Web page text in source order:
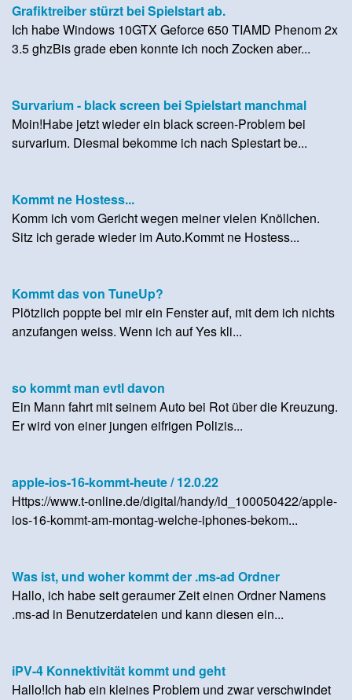
Grafiktreiber stürzt bei Spielstart ab.
Ich habe Windows 10GTX Geforce 650 TIAMD Phenom 2x
3.5 ghzBis grade eben konnte ich noch Zocken aber...
Survarium - black screen bei Spielstart manchmal
Moin!Habe jetzt wieder ein black screen-Problem bei
survarium. Diesmal bekomme ich nach Spiestart be...
Kommt ne Hostess...
Komm ich vom Gericht wegen meiner vielen Knöllchen.
Sitz ich gerade wieder im Auto.Kommt ne Hostess...
Kommt das von TuneUp?
Plötzlich poppte bei mir ein Fenster auf, mit dem ich nichts
anzufangen weiss. Wenn ich auf Yes kli...
so kommt man evtl davon
Ein Mann fahrt mit seinem Auto bei Rot über die Kreuzung.
Er wird von einer jungen eifrigen Polizis...
apple-ios-16-kommt-heute / 12.0.22
Https://www.t-online.de/digital/handy/id_100050422/apple-
ios-16-kommt-am-montag-welche-iphones-bekom...
Was ist, und woher kommt der .ms-ad Ordner
Hallo, ich habe seit geraumer Zeit einen Ordner Namens
.ms-ad in Benutzerdateien und kann diesen ein...
iPV-4 Konnektivität kommt und geht
Hallo!Ich hab ein kleines Problem und zwar verschwindet